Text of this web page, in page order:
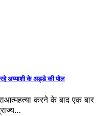
अय्याशी के अड्डे की पोल
करने के बाद एक बार